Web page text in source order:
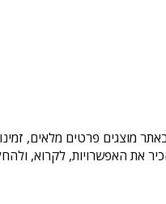
מוצגים פרטים מלאים,
את האפשרויות, לקרוא,